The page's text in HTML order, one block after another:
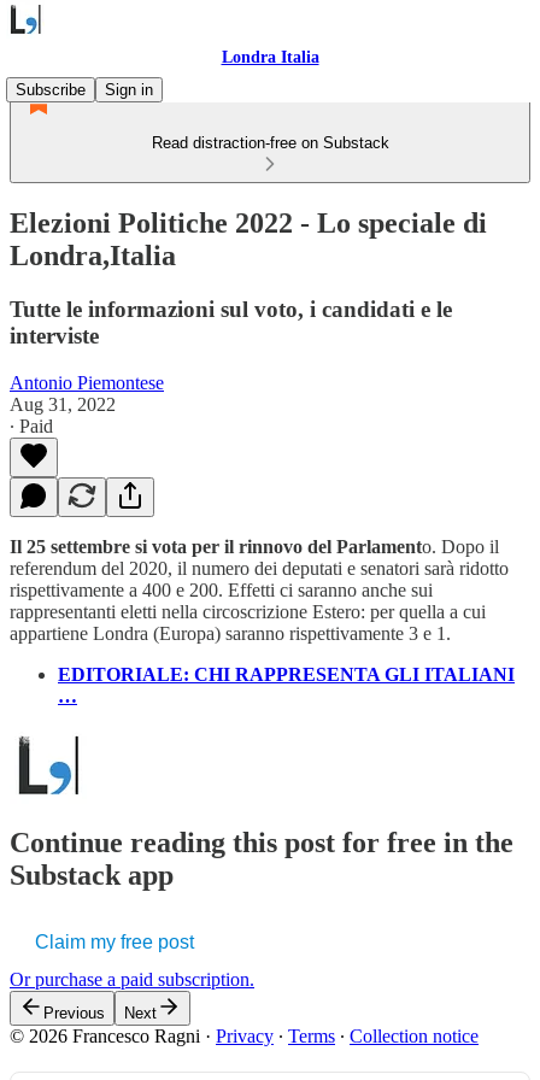
Londra Italia
Subscribe
Sign in
Read distraction-free on Substack
Elezioni Politiche 2022 - Lo speciale di
Londra,Italia
Tutte le informazioni sul voto, i candidati e le
interviste
Antonio Piemontese
Aug 31, 2022
∙ Paid
Il 25 settembre si vota per il rinnovo del Parlamento. Dopo il
referendum del 2020, il numero dei deputati e senatori sarà ridotto
rispettivamente a 400 e 200. Effetti ci saranno anche sui
rappresentanti eletti nella circoscrizione Estero: per quella a cui
appartiene Londra (Europa) saranno rispettivamente 3 e 1.
EDITORIALE: CHI RAPPRESENTA GLI ITALIANI
…
Continue reading this post for free in the
Substack app
Claim my free post
Or purchase a paid subscription.
Previous Next
© 2026 Francesco Ragni · Privacy ∙ Terms ∙ Collection notice